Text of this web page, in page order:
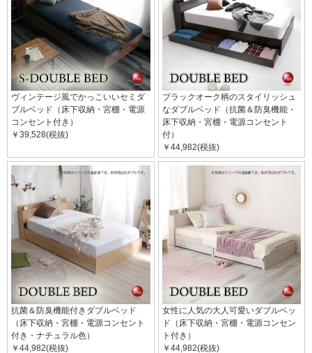
ヴィンテージ風でかっこいいセミダ
ブルベッド（床下収納・宮棚・電源
コンセント付き）
￥39,528(税抜)
ブラックオーク柄のスタイリッシュ
なダブルベッド（抗菌＆防臭機能・
床下収納・宮棚・電源コンセント
付）
￥44,982(税抜)
抗菌＆防臭機能付きダブルベッド
（床下収納・宮棚・電源コンセント
付き・ナチュラル色）
￥44,982(税抜)
女性に人気の大人可愛いダブルベッ
ド（床下収納・宮棚・電源コンセン
ト付き）
￥44,982(税抜)